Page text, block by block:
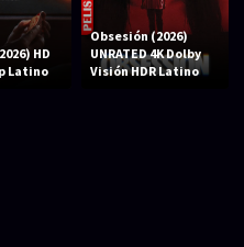
Animación
HD
Latino
Obsesión (2026)
UNRATED 4K Dolby
Visión HDR Latino